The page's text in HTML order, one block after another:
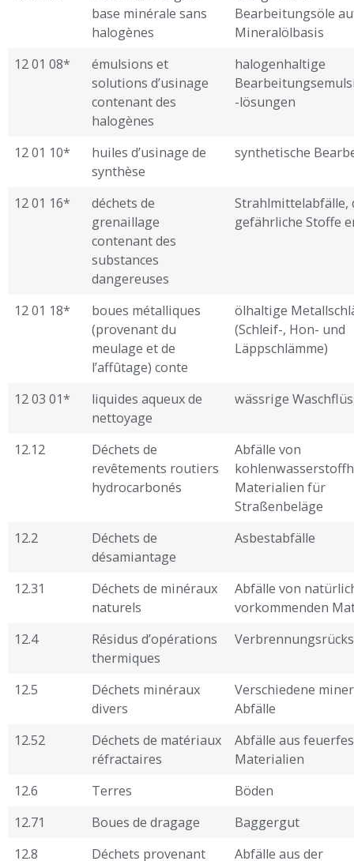
base minérale sans
halogènes
Bearbeitungsöle
Mineralölbasis
12 01 08*
émulsions et
solutions d’usinage
contenant des
halogènes
halogenhaltige
-lösungen
12 01 10*
huiles d’usinage de
synthèse
synthetische
12 01 16*
déchets de
grenaillage
contenant des
substances
dangereuses
Strahlmittelabfälle,
gefährliche Stoffe
12 01 18*
boues métalliques
(provenant du
meulage et de
l’affûtage) conte ­
ölhaltige
(Schleif-, Hon- und
Läppschlämme)
12 03 01*
liquides aqueux de
nettoyage
wässrige
12.12
Déchets de
revêtements routiers
hydrocarbonés
Abfälle von
Materialien für
Straßenbeläge
12.2
Déchets de
désamiantage
Asbestabfälle
12.31
Déchets de minéraux
naturels
Abfälle von
vorkommenden
12.4
Résidus d’opérations
thermiques
12.5
Déchets minéraux
divers
Verschiedene
Abfälle
12.52
Déchets de matériaux
réfractaires
Abfälle aus
Materialien
12.6
Terres
Böden
12.71
Boues de dragage
Baggergut
12.8
Déchets provenant Abfälle aus der